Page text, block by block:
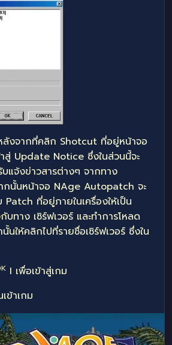
ลังจากที่คลิก Shotcut ที่อยู่หน้าจอ
สู่ Update Notice ซึ่งในส่วนนี้จะ
บแจ้งข่าวสารต่างๆ จากทาง
ากนั้นหน้าจอ NAge Autopatch จะ
ที่อยู่ภายในเครื่องให้เป็น
บทาง เซิร์ฟเวอร์ และทำการโหลด
ให้คลิกไปที่รายชื่อเซิร์ฟเวอร์ ซึ่งใน
I เพื่อเข้าสู่เกม
ข้าเกม